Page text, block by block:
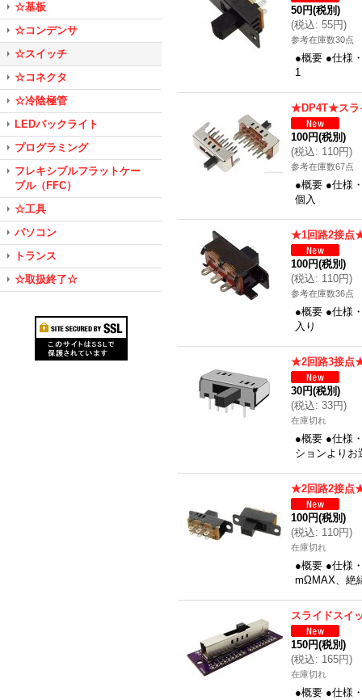
☆基板
☆コンデンサ
☆スイッチ
☆コネクタ
☆冷陰極管
LEDバックライト
プログラミング
フレキシブルフラットケー
ブル（FFC）
☆工具
パソコン
トランス
☆取扱終了☆
50円(税別)
(税込: 55円)
参考在庫数30点
●概要 ●仕様
1
★DP4T★スラ
100円(税別)
(税込: 110円)
参考在庫数67点
●概要 ●仕様
個入
★1回路2接点
100円(税別)
(税込: 110円)
参考在庫数36点
●概要 ●仕様
入り
★2回路3接点
30円(税別)
(税込: 33円)
在庫切れ
●概要 ●仕様
ションよりお
★2回路2接点
100円(税別)
(税込: 110円)
在庫切れ
●概要 ●仕様
mΩMAX、絶
スライドスイ
150円(税別)
(税込: 165円)
在庫切れ
●概要 ●仕様